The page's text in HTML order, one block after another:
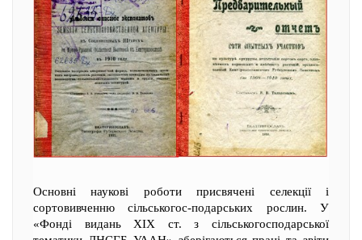
Основні наукові роботи присвячені селекції і
сортовивченню сільськогос-подарських рослин. У
«Фонді видань XIX ст. з сільськогосподарської